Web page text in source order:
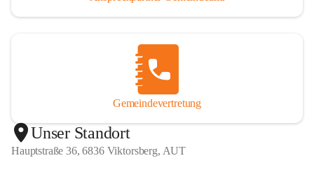
Gemeindevertretung
Unser Standort
Hauptstraße 36, 6836 Viktorsberg, AUT